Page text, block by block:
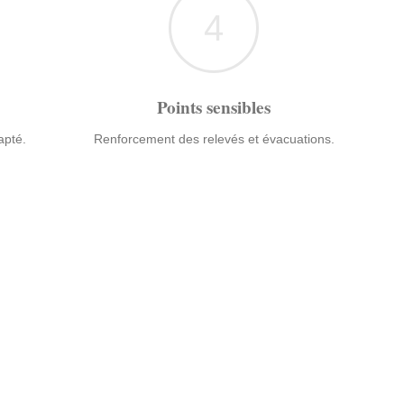
4
Points sensibles
Renforcement des relevés et évacuations.